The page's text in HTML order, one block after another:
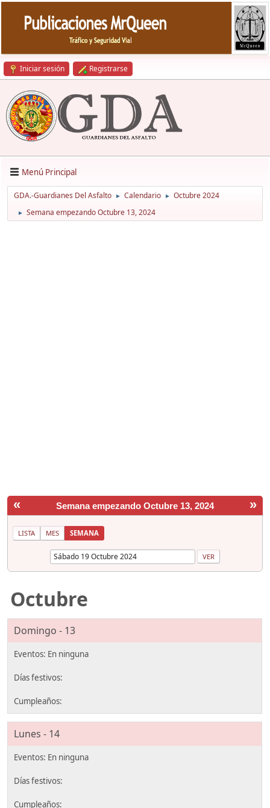
Iniciar sesión Registrarse
Menú Principal
GDA.-Guardianes Del Asfalto ► Calendario ► Octubre 2024
► Semana empezando Octubre 13, 2024
« »
Semana empezando Octubre 13, 2024
LISTA MES SEMANA
Octubre
Domingo - 13
Lunes - 14